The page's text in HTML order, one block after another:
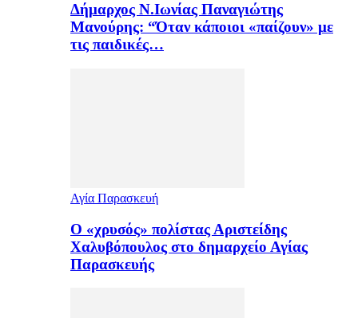
Δήμαρχος Ν.Ιωνίας Παναγιώτης
Μανούρης: “Όταν κάποιοι «παίζουν» με
τις παιδικές…
Αγία Παρασκευή
Ο «χρυσός» πολίστας Αριστείδης
Χαλυβόπουλος στο δημαρχείο Αγίας
Παρασκευής